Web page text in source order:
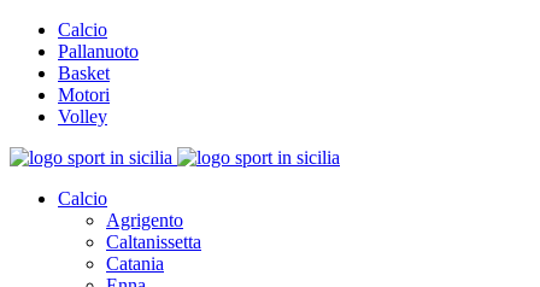
Calcio
Pallanuoto
Basket
Motori
Volley
Calcio
Agrigento
Caltanissetta
Catania